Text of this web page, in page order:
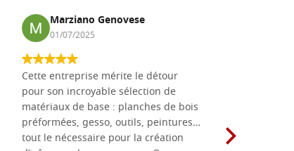
Marziano Genovese
01/07/2025
Cette entreprise mérite le détour
pour son incroyable sélection de
matériaux de base : planches de bois
préformées, gesso, outils, peintures…
tout le nécessaire pour la création